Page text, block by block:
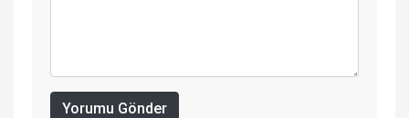
Yorumu Gönder